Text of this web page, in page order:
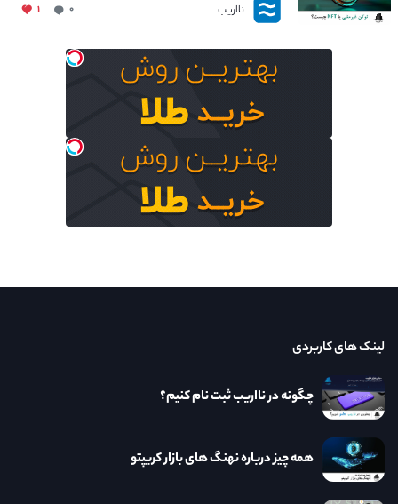
نااریب ۰ ۱
لینک های کاربردی
چگونه در نااریب ثبت نام کنیم؟
همه چیز درباره نهنگ های بازار کریپتو